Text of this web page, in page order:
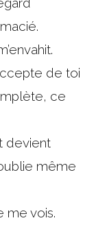
de toi
ce
devient
même
me vois.